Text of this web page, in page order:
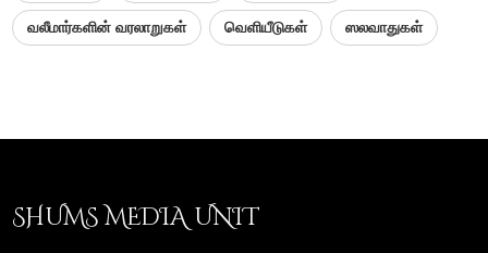
வலீமார்களின் வரலாறுகள் வெளியீடுகள் ஸலவாதுகள்
SHUMS MEDIA UNIT